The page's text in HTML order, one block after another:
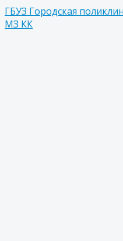
ГБУЗ Городская
МЗ КК